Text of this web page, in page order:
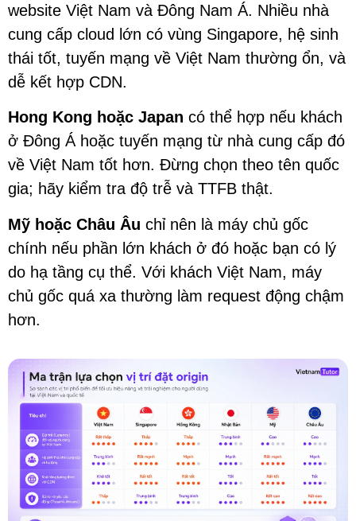
website Việt Nam và Đông Nam Á. Nhiều nhà
cung cấp cloud lớn có vùng Singapore, hệ sinh
thái tốt, tuyến mạng về Việt Nam thường ổn, và
dễ kết hợp CDN.
Hong Kong hoặc Japan có thể hợp nếu khách
ở Đông Á hoặc tuyến mạng từ nhà cung cấp đó
về Việt Nam tốt hơn. Đừng chọn theo tên quốc
gia; hãy kiểm tra độ trễ và TTFB thật.
Mỹ hoặc Châu Âu chỉ nên là máy chủ gốc
chính nếu phần lớn khách ở đó hoặc bạn có lý
do hạ tầng cụ thể. Với khách Việt Nam, máy
chủ gốc quá xa thường làm request động chậm
hơn.